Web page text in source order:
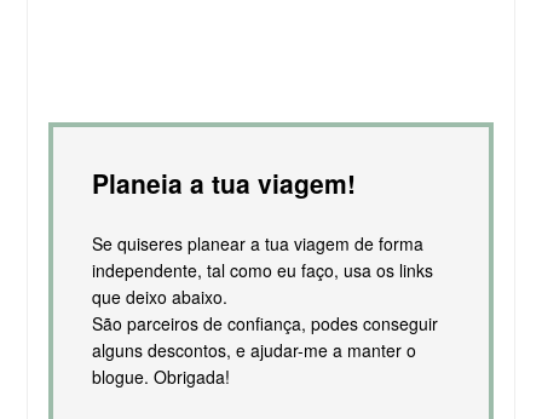
Planeia a tua viagem!
Se quiseres planear a tua viagem de forma
independente, tal como eu faço, usa os links
que deixo abaixo.
São parceiros de confiança, podes conseguir
alguns descontos, e ajudar-me a manter o
blogue. Obrigada!